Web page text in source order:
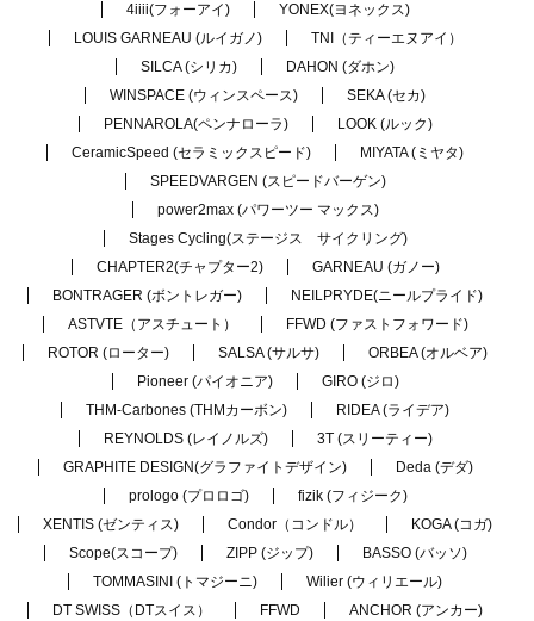
4iiii(フォーアイ)
YONEX(ヨネックス)
LOUIS GARNEAU (ルイガノ)
TNI（ティーエヌアイ）
SILCA (シリカ)
DAHON (ダホン)
WINSPACE (ウィンスペース)
SEKA (セカ)
PENNAROLA(ペンナローラ)
LOOK (ルック)
CeramicSpeed (セラミックスピード)
MIYATA (ミヤタ)
SPEEDVARGEN (スピードバーゲン)
power2max (パワーツー マックス)
Stages Cycling(ステージス サイクリング)
CHAPTER2(チャプター2)
GARNEAU (ガノー)
BONTRAGER (ボントレガー)
NEILPRYDE(ニールプライド)
ASTVTE（アスチュート）
FFWD (ファストフォワード)
ROTOR (ローター)
SALSA (サルサ)
ORBEA (オルベア)
Pioneer (パイオニア)
GIRO (ジロ)
THM-Carbones (THMカーボン)
RIDEA (ライデア)
REYNOLDS (レイノルズ)
3T (スリーティー)
GRAPHITE DESIGN(グラファイトデザイン)
Deda (デダ)
prologo (プロロゴ)
fizik (フィジーク)
XENTIS (ゼンティス)
Condor（コンドル）
KOGA (コガ)
Scope(スコープ)
ZIPP (ジップ)
BASSO (バッソ)
TOMMASINI (トマジーニ)
Wilier (ウィリエール)
DT SWISS（DTスイス）
FFWD
ANCHOR (アンカー)